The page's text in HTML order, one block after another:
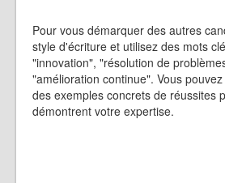
Pour vous démarquer des autres
style d'écriture et utilisez des mots
"innovation", "résolution de
"amélioration continue". Vous
des exemples concrets de réussites
démontrent votre expertise.